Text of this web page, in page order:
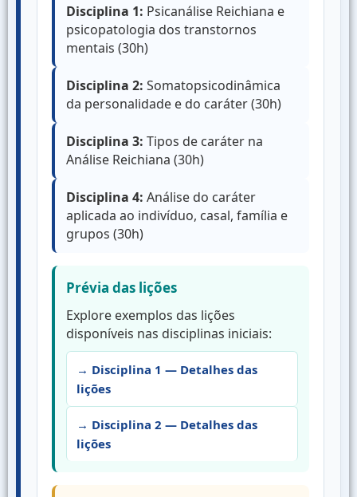
Disciplina 1: Psicanálise Reichiana e
psicopatologia dos transtornos
mentais (30h)
Disciplina 2: Somatopsicodinâmica
da personalidade e do caráter (30h)
Disciplina 3: Tipos de caráter na
Análise Reichiana (30h)
Disciplina 4: Análise do caráter
aplicada ao indivíduo, casal, família e
grupos (30h)
Prévia das lições
Explore exemplos das lições
disponíveis nas disciplinas iniciais:
→ Disciplina 1 — Detalhes das
lições
→ Disciplina 2 — Detalhes das
lições